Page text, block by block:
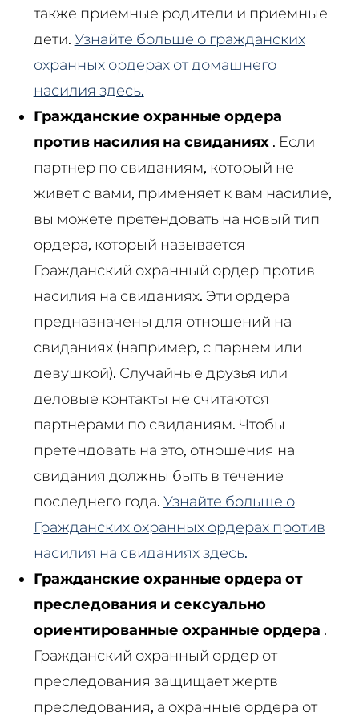
также приемные родители и приемные
дети. Узнайте больше о гражданских
охранных ордерах от домашнего
насилия здесь.
Гражданские охранные ордера
против насилия на свиданиях. Если
партнер по свиданиям, который не
живет с вами, применяет к вам насилие,
вы можете претендовать на новый тип
ордера, который называется
Гражданский охранный ордер против
насилия на свиданиях. Эти ордера
предназначены для отношений на
свиданиях (например, с парнем или
девушкой). Случайные друзья или
деловые контакты не считаются
партнерами по свиданиям. Чтобы
претендовать на это, отношения на
свидания должны быть в течение
последнего года. Узнайте больше о
Гражданских охранных ордерах против
насилия на свиданиях здесь.
Гражданские охранные ордера от
преследования и сексуально
ориентированные охранные ордера .
Гражданский охранный ордер от
преследования защищает жертв
преследования, а охранные ордера от